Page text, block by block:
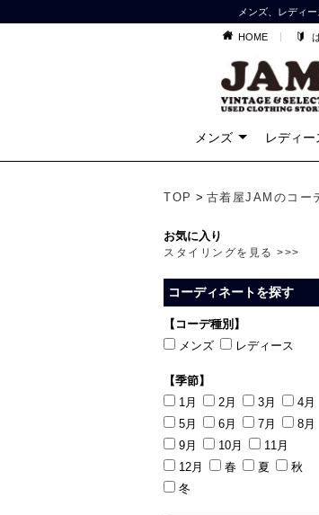
メンズ、レディ
HOME
メンズ レディー
TOP > 古着屋JAMのコー
お気に入り
スタイリングを見る >>>
コーディネートを探す
【コーデ種別】
メンズ
レディース
【季節】
1月
2月 3月
4月
5月
6月 7月
8月
9月
10月
11月
12月
春 夏
秋
冬